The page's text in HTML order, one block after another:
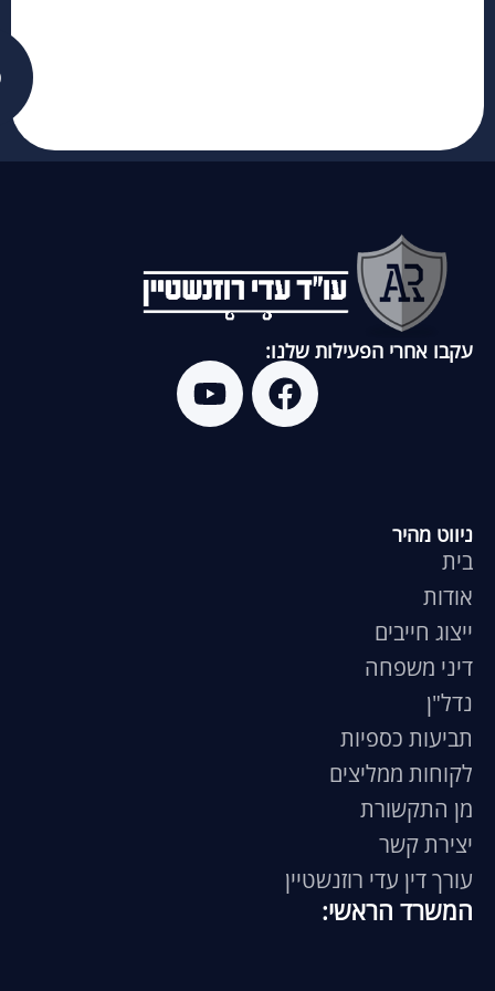
עקבו אחרי הפעילות שלנו:
ניווט מהיר
בית
אודות
ייצוג חייבים
דיני משפחה
נדל"ן
תביעות כספיות
לקוחות ממליצים
מן התקשורת
יצירת קשר
עורך דין עדי רוזנשטיין
המשרד הראשי: